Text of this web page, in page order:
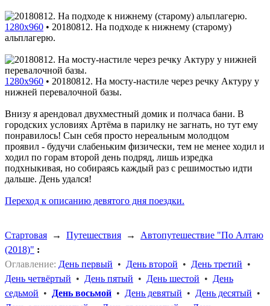
1280x960 • 20180812. На подходе к нижнему (старому)
альплагерю.
1280x960 • 20180812. На мосту-настиле через речку Актуру у
нижней перевалочной базы.
Внизу я арендовал двухместный домик и полчаса бани. В
городских условиях Артёма в парилку не загнать, но тут ему
понравилось! Сын себя просто нереальным молодцом
проявил - будучи слабеньким физически, тем не менее ходил и
ходил по горам второй день подряд, лишь изредка
подхныкивая, но собираясь каждый раз с решимостью идти
дальше. День удался!
Переход к описанию девятого дня поездки.
Стартовая → Путешествия → Автопутешествие "По Алтаю
(2018)" :
Оглавление: День первый • День второй • День третий •
День четвёртый • День пятый • День шестой • День
седьмой • День восьмой • День девятый • День десятый •